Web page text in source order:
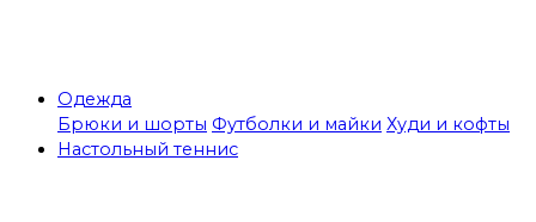
Одежда
Брюки и шорты Футболки и майки Худи и кофты
Настольный теннис